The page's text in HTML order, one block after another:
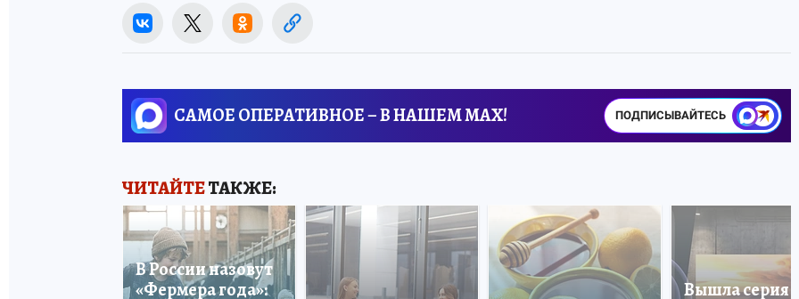
САМОЕ ОПЕРАТИВНОЕ – В НАШЕМ MAX! ПОДПИСЫВАЙТЕСЬ
ЧИТАЙТЕТАКЖЕ:
В России назовут
«Фермера года»:
Вышла серия